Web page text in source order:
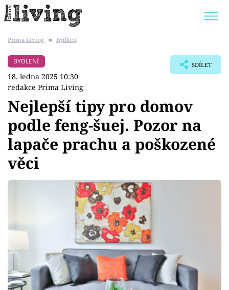
BYDLENÍ SLAVNÝCH
Témata
Bydlení
Zahrada
Sledujte prima+
Přihlášení
Prima Living ■ Bydlení
BYDLENÍ
18. ledna 2025 10:30
redakce Prima Living
SDÍLET
Nejlepší tipy pro domov
podle feng-šuej. Pozor na
lapače prachu a poškozené
věci